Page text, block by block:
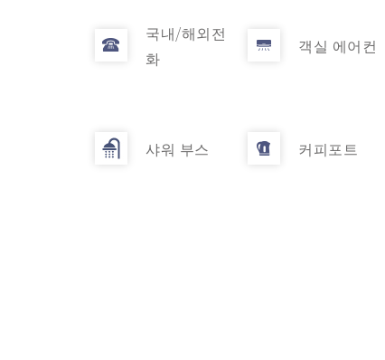
국내/해외전
화
객실 에어컨
샤워 부스 커피포트